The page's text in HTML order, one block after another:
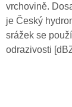
vrchovině.
je Český
srážek se
odrazivosti